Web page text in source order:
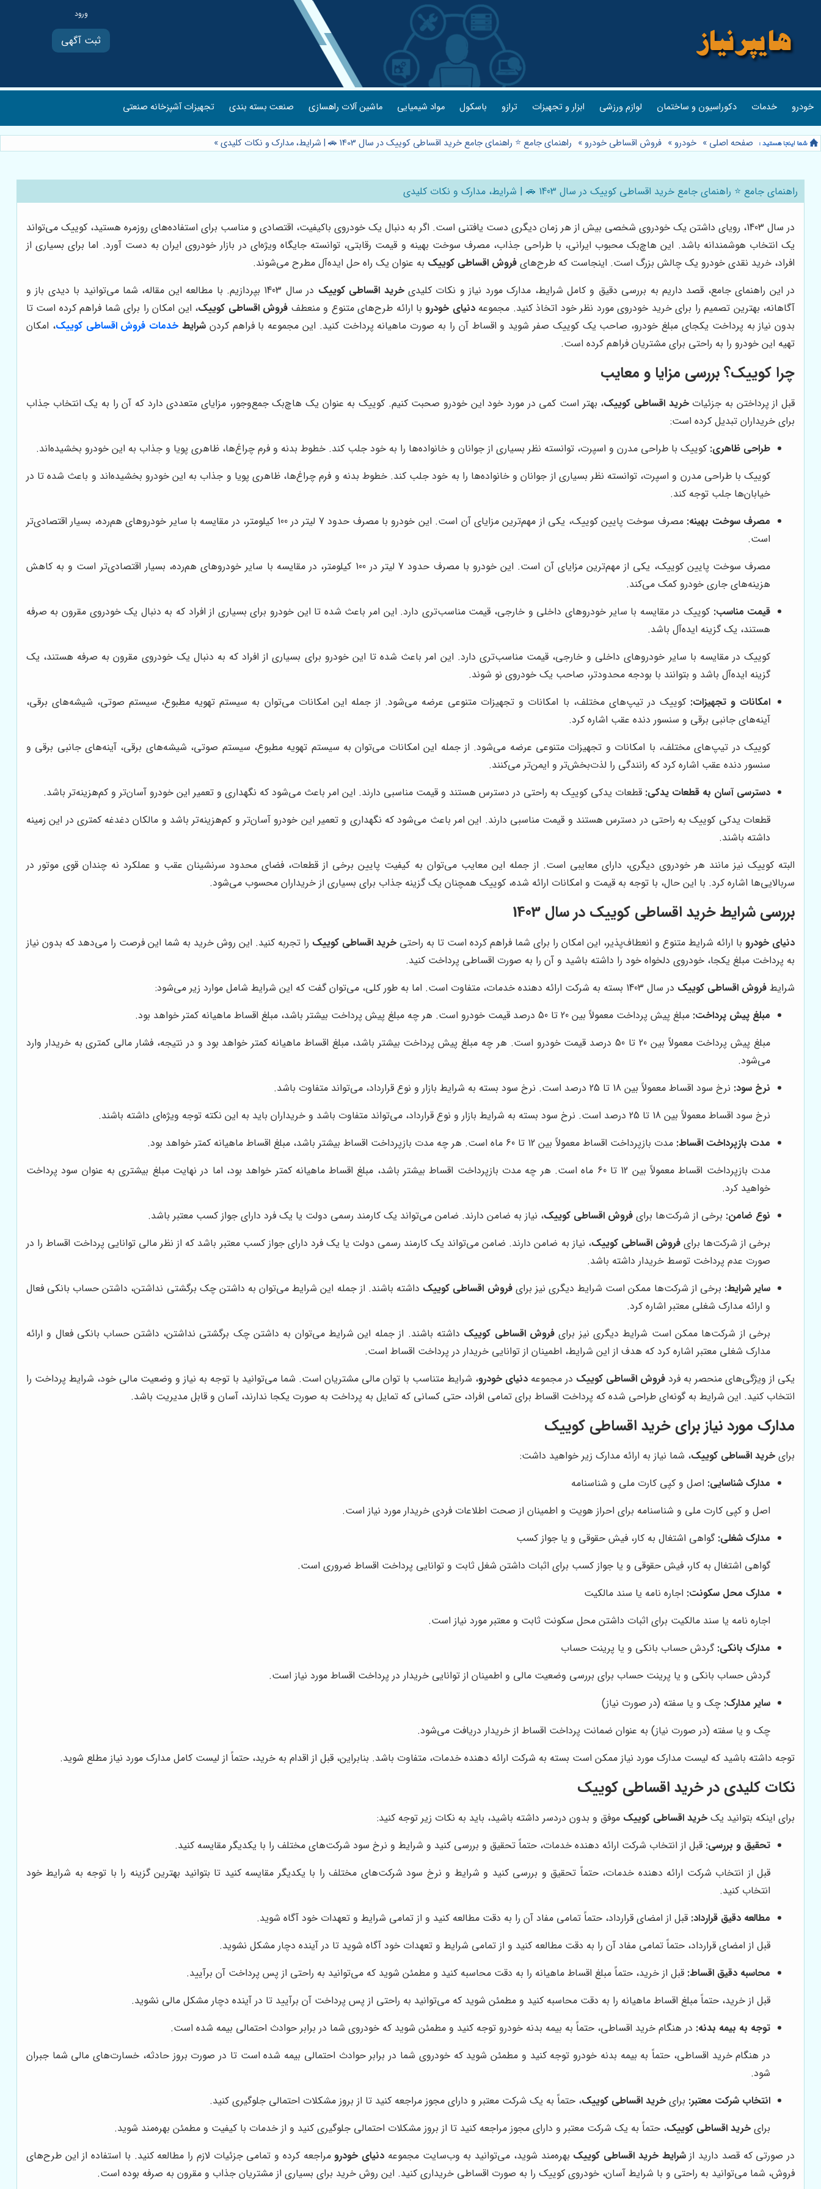
ثبت آگهی
خودرو خدمات دکوراسیون و ساختمان لوازم ورزشی ابزار و تجهیزات ترازو باسکول مواد شیمیایی ماشین آلات راهسازی صنعت بسته بندی تجهیزات آشپزخانه صنعتی
صفحه اصلی » خودرو » فروش اقساطی خودرو » راهنمای جامع ⭐️ راهنمای جامع خرید اقساطی کوییک در سال 1403 🚗 | شرایط، مدارک و نکات کلیدی »
راهنمای جامع ⭐️ راهنمای جامع خرید اقساطی کوییک در سال 1403 🚗 | شرایط، مدارک و نکات کلیدی
در سال 1403، رویای داشتن یک خودروی شخصی بیش از هر زمان دیگری دست یافتنی است. اگر به دنبال یک خودروی باکیفیت، اقتصادی و مناسب برای استفاده‌های روزمره هستید، کوییک می‌تواند
یک انتخاب هوشمندانه باشد. این هاچ‌بک محبوب ایرانی، با طراحی جذاب، مصرف سوخت بهینه و قیمت رقابتی، توانسته جایگاه ویژه‌ای در بازار خودروی ایران به دست آورد. اما برای بسیاری از
افراد، خرید نقدی خودرو یک چالش بزرگ است. اینجاست که طرح‌های فروش اقساطی کوییک به عنوان یک راه حل ایده‌آل مطرح می‌شوند.
در این راهنمای جامع، قصد داریم به بررسی دقیق و کامل شرایط، مدارک مورد نیاز و نکات کلیدیخرید اقساطی کوییک
در سال 1403 بپردازیم. با مطالعه این مقاله، شما می‌توانید با دیدی باز و
آگاهانه، بهترین تصمیم را برای خرید خودروی مورد نظر خود اتخاذ کنید. مجموعهدنیای خودروبا ارائه طرح‌های متنوع و منعطف فروش اقساطی کوییک، این امکان را برای شما فراهم کرده است تا
بدون نیاز به پرداخت یکجای مبلغ خودرو، صاحب یک کوییک صفر شوید و اقساط آن را به صورت ماهیانه پرداخت کنید. این مجموعه با فراهم کردنشرایط خدمات فروش اقساطی کوییک، امکان
تهیه این خودرو را به راحتی برای مشتریان فراهم کرده است.
چرا کوییک؟ بررسی مزایا و معایب
قبل از پرداختن به جزئیاتخرید اقساطی کوییک، بهتر است کمی در مورد خود این خودرو صحبت کنیم. کوییک به عنوان یک هاچ‌بک جمع‌وجور، مزایای متعددی دارد که آن را به یک انتخاب جذاب
برای خریداران تبدیل کرده است:
طراحی ظاهری: کوییک با طراحی مدرن و اسپرت، توانسته نظر بسیاری از جوانان و خانواده‌ها را به خود جلب کند. خطوط بدنه و فرم چراغ‌ها، ظاهری پویا و جذاب به این خودرو بخشیده‌اند.
کوییک با طراحی مدرن و اسپرت، توانسته نظر بسیاری از جوانان و خانواده‌ها را به خود جلب کند. خطوط بدنه و فرم چراغ‌ها، ظاهری پویا و جذاب به این خودرو بخشیده‌اند و باعث شده تا در
خیابان‌ها جلب توجه کند.
مصرف سوخت بهینه:
مصرف سوخت پایین کوییک، یکی از مهم‌ترین مزایای آن است. این خودرو با مصرف حدود 7 لیتر در 100 کیلومتر، در مقایسه با سایر خودروهای هم‌رده، بسیار اقتصادی‌تر
است.
مصرف سوخت پایین کوییک، یکی از مهم‌ترین مزایای آن است. این خودرو با مصرف حدود 7 لیتر در 100 کیلومتر، در مقایسه با سایر خودروهای هم‌رده، بسیار اقتصادی‌تر است و به کاهش
هزینه‌های جاری خودرو کمک می‌کند.
قیمت مناسب: کوییک در مقایسه با سایر خودروهای داخلی و خارجی، قیمت مناسب‌تری دارد. این امر باعث شده تا این خودرو برای بسیاری از افراد که به دنبال یک خودروی مقرون به صرفه
هستند، یک گزینه ایده‌آل باشد.
کوییک در مقایسه با سایر خودروهای داخلی و خارجی، قیمت مناسب‌تری دارد. این امر باعث شده تا این خودرو برای بسیاری از افراد که به دنبال یک خودروی مقرون به صرفه هستند، یک
گزینه ایده‌آل باشد و بتوانند با بودجه محدودتر، صاحب یک خودروی نو شوند.
امکانات و تجهیزات: کوییک در تیپ‌های مختلف، با امکانات و تجهیزات متنوعی عرضه می‌شود. از جمله این امکانات می‌توان به سیستم تهویه مطبوع، سیستم صوتی، شیشه‌های برقی،
آینه‌های جانبی برقی و سنسور دنده عقب اشاره کرد.
کوییک در تیپ‌های مختلف، با امکانات و تجهیزات متنوعی عرضه می‌شود. از جمله این امکانات می‌توان به سیستم تهویه مطبوع، سیستم صوتی، شیشه‌های برقی، آینه‌های جانبی برقی و
سنسور دنده عقب اشاره کرد که رانندگی را لذت‌بخش‌تر و ایمن‌تر می‌کنند.
دسترسی آسان به قطعات یدکی: قطعات یدکی کوییک به راحتی در دسترس هستند و قیمت مناسبی دارند. این امر باعث می‌شود که نگهداری و تعمیر این خودرو آسان‌تر و کم‌هزینه‌تر باشد.
قطعات یدکی کوییک به راحتی در دسترس هستند و قیمت مناسبی دارند. این امر باعث می‌شود که نگهداری و تعمیر این خودرو آسان‌تر و کم‌هزینه‌تر باشد و مالکان دغدغه کمتری در این زمینه
داشته باشند.
البته کوییک نیز مانند هر خودروی دیگری، دارای معایبی است. از جمله این معایب می‌توان به کیفیت پایین برخی از قطعات، فضای محدود سرنشینان عقب و عملکرد نه چندان قوی موتور در
سربالایی‌ها اشاره کرد. با این حال، با توجه به قیمت و امکانات ارائه شده، کوییک همچنان یک گزینه جذاب برای بسیاری از خریداران محسوب می‌شود.
بررسی شرایط خرید اقساطی کوییک در سال 1403
دنیای خودرو با ارائه شرایط متنوع و انعطاف‌پذیر، این امکان را برای شما فراهم کرده است تا به راحتی خرید اقساطی کوییک را تجربه کنید. این روش خرید به شما این فرصت را می‌دهد که بدون نیاز
به پرداخت مبلغ یکجا، خودروی دلخواه خود را داشته باشید و آن را به صورت اقساطی پرداخت کنید.
شرایط فروش اقساطی کوییک در سال 1403 بسته به شرکت ارائه دهنده خدمات، متفاوت است. اما به طور کلی، می‌توان گفت که این شرایط شامل موارد زیر می‌شود:
مبلغ پیش پرداخت: مبلغ پیش پرداخت معمولاً بین 20 تا 50 درصد قیمت خودرو است. هر چه مبلغ پیش پرداخت بیشتر باشد، مبلغ اقساط ماهیانه کمتر خواهد بود.
مبلغ پیش پرداخت معمولاً بین 20 تا 50 درصد قیمت خودرو است. هر چه مبلغ پیش پرداخت بیشتر باشد، مبلغ اقساط ماهیانه کمتر خواهد بود و در نتیجه، فشار مالی کمتری به خریدار وارد
می‌شود.
نرخ سود: نرخ سود اقساط معمولاً بین 18 تا 25 درصد است. نرخ سود بسته به شرایط بازار و نوع قرارداد، می‌تواند متفاوت باشد.
نرخ سود اقساط معمولاً بین 18 تا 25 درصد است. نرخ سود بسته به شرایط بازار و نوع قرارداد، می‌تواند متفاوت باشد و خریداران باید به این نکته توجه ویژه‌ای داشته باشند.
مدت بازپرداخت اقساط: مدت بازپرداخت اقساط معمولاً بین 12 تا 60 ماه است. هر چه مدت بازپرداخت اقساط بیشتر باشد، مبلغ اقساط ماهیانه کمتر خواهد بود.
مدت بازپرداخت اقساط معمولاً بین 12 تا 60 ماه است. هر چه مدت بازپرداخت اقساط بیشتر باشد، مبلغ اقساط ماهیانه کمتر خواهد بود، اما در نهایت مبلغ بیشتری به عنوان سود پرداخت
خواهید کرد.
نوع ضامن: برخی از شرکت‌ها برای فروش اقساطی کوییک، نیاز به ضامن دارند. ضامن می‌تواند یک کارمند رسمی دولت یا یک فرد دارای جواز کسب معتبر باشد.
برخی از شرکت‌ها برایفروش اقساطی کوییک، نیاز به ضامن دارند. ضامن می‌تواند یک کارمند رسمی دولت یا یک فرد دارای جواز کسب معتبر باشد که از نظر مالی توانایی پرداخت اقساط را در
صورت عدم پرداخت توسط خریدار داشته باشد.
سایر شرایط: برخی از شرکت‌ها ممکن است شرایط دیگری نیز برایفروش اقساطی کوییک داشته باشند. از جمله این شرایط می‌توان به داشتن چک برگشتی نداشتن، داشتن حساب بانکی فعال
و ارائه مدارک شغلی معتبر اشاره کرد.
برخی از شرکت‌ها ممکن است شرایط دیگری نیز برایفروش اقساطی کوییک داشته باشند. از جمله این شرایط می‌توان به داشتن چک برگشتی نداشتن، داشتن حساب بانکی فعال و ارائه
مدارک شغلی معتبر اشاره کرد که هدف از این شرایط، اطمینان از توانایی خریدار در پرداخت اقساط است.
یکی از ویژگی‌های منحصر به فرد فروش اقساطی کوییک در مجموعه دنیای خودرو، شرایط متناسب با توان مالی مشتریان است. شما می‌توانید با توجه به نیاز و وضعیت مالی خود، شرایط پرداخت را
انتخاب کنید. این شرایط به گونه‌ای طراحی شده که پرداخت اقساط برای تمامی افراد، حتی کسانی که تمایل به پرداخت به صورت یکجا ندارند، آسان و قابل مدیریت باشد.
مدارک مورد نیاز برای خرید اقساطی کوییک
برای خرید اقساطی کوییک، شما نیاز به ارائه مدارک زیر خواهید داشت:
مدارک شناسایی: اصل و کپی کارت ملی و شناسنامه
اصل و کپی کارت ملی و شناسنامه برای احراز هویت و اطمینان از صحت اطلاعات فردی خریدار مورد نیاز است.
مدارک شغلی: گواهی اشتغال به کار، فیش حقوقی و یا جواز کسب
گواهی اشتغال به کار، فیش حقوقی و یا جواز کسب برای اثبات داشتن شغل ثابت و توانایی پرداخت اقساط ضروری است.
مدارک محل سکونت: اجاره نامه یا سند مالکیت
اجاره نامه یا سند مالکیت برای اثبات داشتن محل سکونت ثابت و معتبر مورد نیاز است.
مدارک بانکی: گردش حساب بانکی و یا پرینت حساب
گردش حساب بانکی و یا پرینت حساب برای بررسی وضعیت مالی و اطمینان از توانایی خریدار در پرداخت اقساط مورد نیاز است.
سایر مدارک: چک و یا سفته (در صورت نیاز)
چک و یا سفته (در صورت نیاز) به عنوان ضمانت پرداخت اقساط از خریدار دریافت می‌شود.
توجه داشته باشید که لیست مدارک مورد نیاز ممکن است بسته به شرکت ارائه دهنده خدمات، متفاوت باشد. بنابراین، قبل از اقدام به خرید، حتماً از لیست کامل مدارک مورد نیاز مطلع شوید.
نکات کلیدی در خرید اقساطی کوییک
برای اینکه بتوانید یک خرید اقساطی کوییک موفق و بدون دردسر داشته باشید، باید به نکات زیر توجه کنید:
تحقیق و بررسی: قبل از انتخاب شرکت ارائه دهنده خدمات، حتماً تحقیق و بررسی کنید و شرایط و نرخ سود شرکت‌های مختلف را با یکدیگر مقایسه کنید.
قبل از انتخاب شرکت ارائه دهنده خدمات، حتماً تحقیق و بررسی کنید و شرایط و نرخ سود شرکت‌های مختلف را با یکدیگر مقایسه کنید تا بتوانید بهترین گزینه را با توجه به شرایط خود
انتخاب کنید.
مطالعه دقیق قرارداد: قبل از امضای قرارداد، حتماً تمامی مفاد آن را به دقت مطالعه کنید و از تمامی شرایط و تعهدات خود آگاه شوید.
قبل از امضای قرارداد، حتماً تمامی مفاد آن را به دقت مطالعه کنید و از تمامی شرایط و تعهدات خود آگاه شوید تا در آینده دچار مشکل نشوید.
محاسبه دقیق اقساط: قبل از خرید، حتماً مبلغ اقساط ماهیانه را به دقت محاسبه کنید و مطمئن شوید که می‌توانید به راحتی از پس پرداخت آن برآیید.
قبل از خرید، حتماً مبلغ اقساط ماهیانه را به دقت محاسبه کنید و مطمئن شوید که می‌توانید به راحتی از پس پرداخت آن برآیید تا در آینده دچار مشکل مالی نشوید.
توجه به بیمه بدنه: در هنگام خرید اقساطی، حتماً به بیمه بدنه خودرو توجه کنید و مطمئن شوید که خودروی شما در برابر حوادث احتمالی بیمه شده است.
در هنگام خرید اقساطی، حتماً به بیمه بدنه خودرو توجه کنید و مطمئن شوید که خودروی شما در برابر حوادث احتمالی بیمه شده است تا در صورت بروز حادثه، خسارت‌های مالی شما جبران
شود.
انتخاب شرکت معتبر: برای خرید اقساطی کوییک، حتماً به یک شرکت معتبر و دارای مجوز مراجعه کنید تا از بروز مشکلات احتمالی جلوگیری کنید.
برای خرید اقساطی کوییک، حتماً به یک شرکت معتبر و دارای مجوز مراجعه کنید تا از بروز مشکلات احتمالی جلوگیری کنید و از خدمات با کیفیت و مطمئن بهره‌مند شوید.
در صورتی که قصد دارید ازشرایط خرید اقساطی کوییک بهره‌مند شوید، می‌توانید به وب‌سایت مجموعه دنیای خودرومراجعه کرده و تمامی جزئیات لازم را مطالعه کنید. با استفاده از این طرح‌های
فروش، شما می‌توانید به راحتی و با شرایط آسان، خودروی کوییک را به صورت اقساطی خریداری کنید. این روش خرید برای بسیاری از مشتریان جذاب و مقرون به صرفه بوده است.